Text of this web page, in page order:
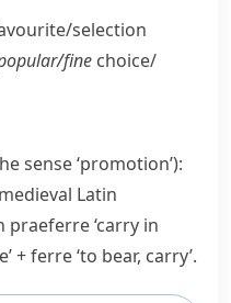
​selection
​fine choice/​
sense ‘promotion’):
Latin
praeferre‘carry in
+ferre‘to bear, carry’.